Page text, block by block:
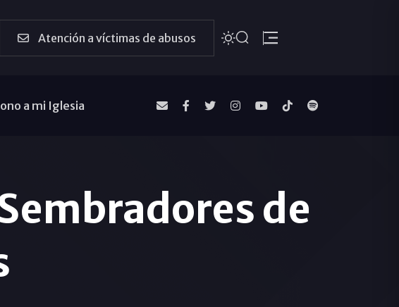
Atención a víctimas de abusos
a mi Iglesia
de